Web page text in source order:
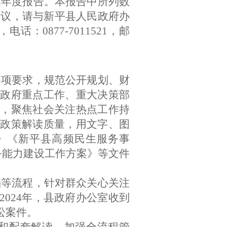
，请与新平县人民政府办
电话：0877-7011521 ，邮
要求，规范公开规划、财
府重点工作、重大决策部
聚焦社会关注热点工作持
策解读质量，用文字、图
《新平县高频民生服务事
力建设工作方案》等文件
流程，针对群众关心关注
年，县政府办公室收到
件。